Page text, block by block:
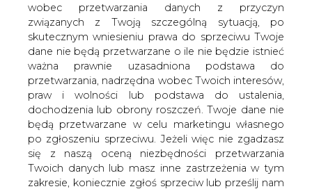
wobec przetwarzania danych z przyczyn
związanych z Twoją szczególną sytuacją, po
skutecznym wniesieniu prawa do sprzeciwu Twoje
dane nie będą przetwarzane o ile nie będzie istnieć
ważna prawnie uzasadniona podstawa do
przetwarzania, nadrzędna wobec Twoich interesów,
praw i wolności lub podstawa do ustalenia,
dochodzenia lub obrony roszczeń. Twoje dane nie
będą przetwarzane w celu marketingu własnego
po zgłoszeniu sprzeciwu. Jeżeli więc nie zgadzasz
się z naszą oceną niezbędności przetwarzania
Twoich danych lub masz inne zastrzeżenia w tym
zakresie, koniecznie zgłoś sprzeciw lub prześlij nam
Na posiedzeniu w dniu 12 września 2001
Rada Nadzorcza Elektrociepłowni
Warszawskich S.A. mianowała Jacka
Dreżewskiego nowym Prezesem
Zarządu Spółki.
Od kwietnia b.r. Jan Reutergårdh piastował stanowisko
Prezesa EW S.A. do czasu zakończenia procesu
poszukiwania i mianowania nowego prezesa. Jan
Reutergårdh był jedną z wiodących postaci
zaangażowanych w proces restrukturyzacji firmy. Jacek
Dreżewski przejmie tą rolę jako prezes.